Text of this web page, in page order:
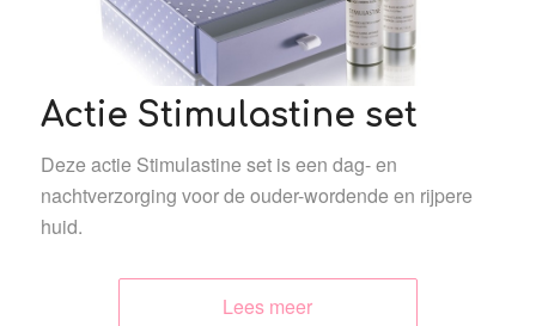
Actie Stimulastine set
Deze actie Stimulastine set is een dag- en
nachtverzorging voor de ouder-wordende en rijpere
huid.
Lees meer